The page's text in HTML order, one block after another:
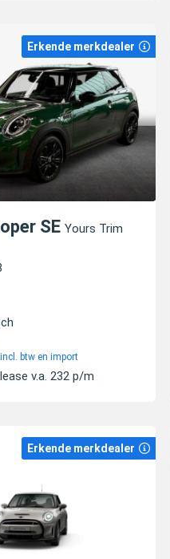
Erkende merkdealer
SE Yours Trim
incl. btw en import
v.a. 232 p/m
Erkende merkdealer